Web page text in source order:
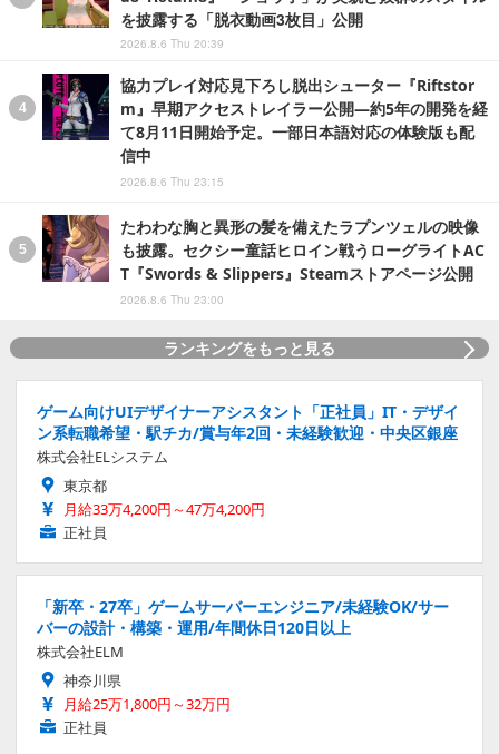
を披露する「脱衣動画3枚目」公開
2026.8.6 Thu 20:39
協力プレイ対応見下ろし脱出シューター『Riftstor
m』早期アクセストレイラー公開―約5年の開発を経
て8月11日開始予定。一部日本語対応の体験版も配
信中
2026.8.6 Thu 23:15
たわわな胸と異形の髪を備えたラプンツェルの映像
も披露。セクシー童話ヒロイン戦うローグライトAC
T『Swords & Slippers』Steamストアページ公開
2026.8.6 Thu 23:00
ランキングをもっと見る
ゲーム向けUIデザイナーアシスタント「正社員」IT・デザイ
ン系転職希望・駅チカ/賞与年2回・未経験歓迎・中央区銀座
株式会社ELシステム
東京都
月給33万4,200円～47万4,200円
正社員
「新卒・27卒」ゲームサーバーエンジニア/未経験OK/サー
バーの設計・構築・運用/年間休日120日以上
株式会社ELM
神奈川県
月給25万1,800円～32万円
正社員